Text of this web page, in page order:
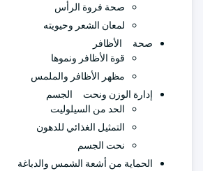
صحة فروة الرأس
لمعان الشعر وحيويته
صحة الأظافر
قوة الأظافر ونموها
مظهر الأظافر والملمس
إدارة الوزن ونحت الجسم
الحد من السيلوليت
التمثيل الغذائي للدهون
نحت الجسم
الحماية من أشعة الشمس والدباغة